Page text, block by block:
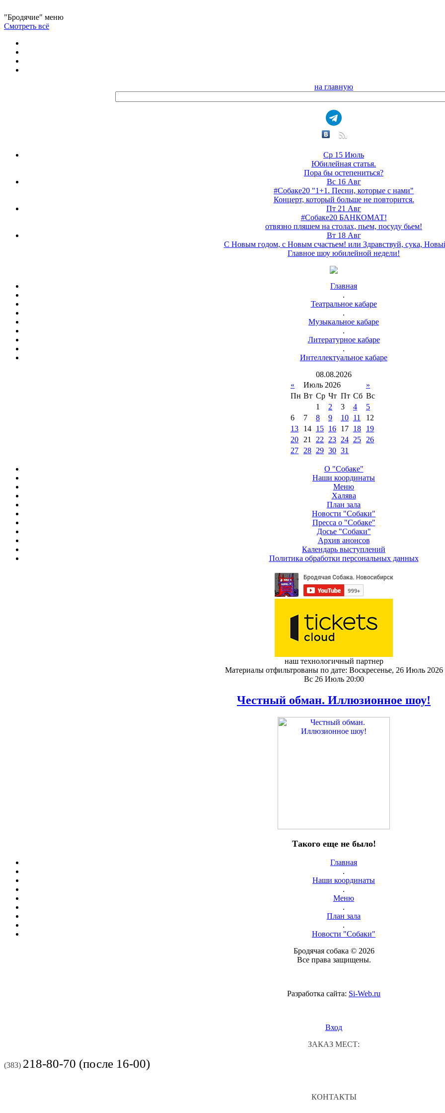
"Бродячие" меню
Смотреть всё
на главную
Ср 15 Июль
Юбилейная статья.
Пора бы остепениться?
Вс 16 Авг
#Собаке20 "1+1. Песни, которые с нами"
Концерт, который больше не повторится.
Пт 21 Авг
#Собаке20 БАНКОМАТ!
отвязно пляшем на столах, пьем, посуду бьем!
Вт 18 Авг
С Новым годом, с Новым счастьем! или Здравствуй, сука,
Главное шоу юбилейной недели!
Главная
.
Театральное кабаре
.
Музыкальное кабаре
.
Литературное кабаре
.
Интеллектуальное кабаре
08.08.2026
«
Июль 2026
»
Пн Вт Ср Чт Пт Сб Вс
1
2 3 4
5
6
7 8 9 10 11
12
13
14 15 16 17 18
19
20
21 22 23 24 25
26
27
28 29 30 31
О "Собаке"
Наши координаты
Меню
Халява
План зала
Новости "Собаки"
Пресса о "Собаке"
Досье "Собаки"
Архив анонсов
Календарь выступлений
Политика обработки персональных данных
наш технологичный партнер
Материалы отфильтрованы по дате: Воскресенье, 26 Июль 2026
Вс 26 Июль 20:00
Честный обман. Иллюзионное шоу!
Такого еще не было!
Главная
.
Наши координаты
.
Меню
.
План зала
.
Новости "Собаки"
Бродячая собака © 2026
Все права защищены.
Разработка сайта: Si-Web.ru
Вход
ЗАКАЗ МЕСТ:
(383) 218-80-70 (после 16-00)
КОНТАКТЫ